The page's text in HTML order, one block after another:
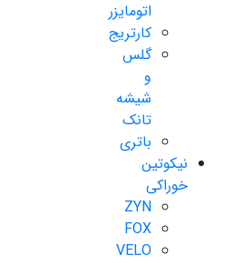
اتومایزر
کارتریج
گلس
و
شیشه
تانک
باتری
نیکوتین
خوراکی
ZYN
FOX
VELO